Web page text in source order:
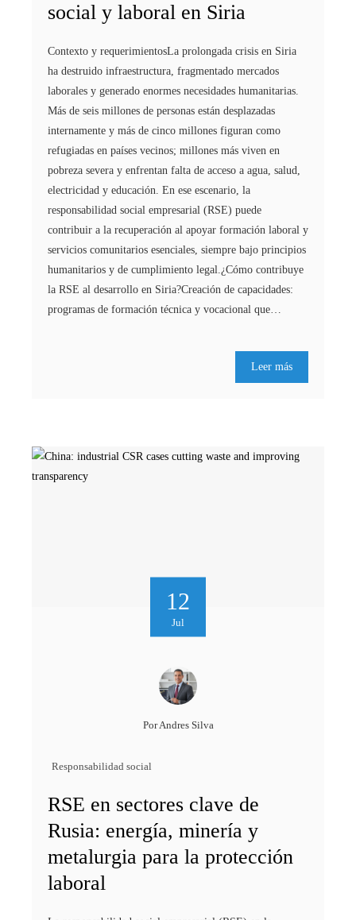
social y laboral en Siria
Contexto y requerimientosLa prolongada crisis en Siria
ha destruido infraestructura, fragmentado mercados
laborales y generado enormes necesidades humanitarias.
Más de seis millones de personas están desplazadas
internamente y más de cinco millones figuran como
refugiadas en países vecinos; millones más viven en
pobreza severa y enfrentan falta de acceso a agua, salud,
electricidad y educación. En ese escenario, la
responsabilidad social empresarial (RSE) puede
contribuir a la recuperación al apoyar formación laboral y
servicios comunitarios esenciales, siempre bajo principios
humanitarios y de cumplimiento legal.¿Cómo contribuye
la RSE al desarrollo en Siria?Creación de capacidades:
programas de formación técnica y vocacional que…
Leer más
12
Jul
PorAndres Silva
Responsabilidad social
RSE en sectores clave de
Rusia: energía, minería y
metalurgia para la protección
laboral